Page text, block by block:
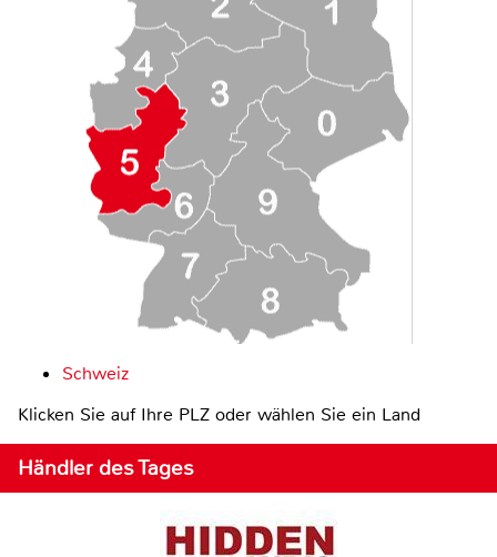
Schweiz
Klicken Sie auf Ihre PLZ oder wählen Sie ein Land
Händler des Tages